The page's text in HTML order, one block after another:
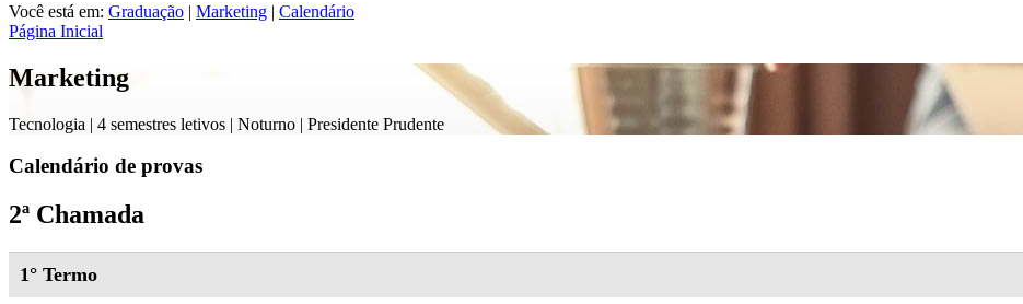
Você está em: Graduação | Marketing | Calendário
Página Inicial
Marketing
Tecnologia | 4 semestres letivos | Noturno | Presidente Prudente
Calendário de provas
2ª Chamada
1° Termo